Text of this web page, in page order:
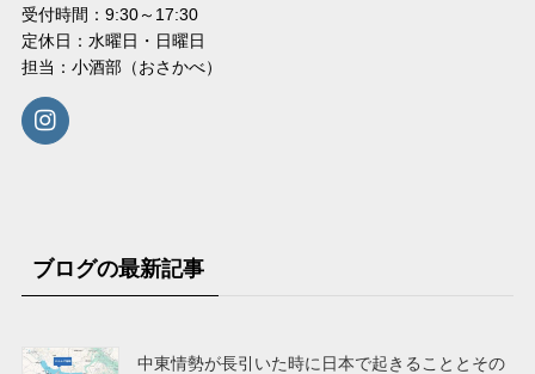
受付時間：9:30～17:30
定休日：水曜日・日曜日
担当：小酒部（おさかべ）
ブログの最新記事
中東情勢が長引いた時に日本で起きることとその